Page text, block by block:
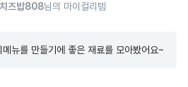
즈밥808님의 마이컬리템
뉴를 만들기에 좋은 재료를 모아봤어요~